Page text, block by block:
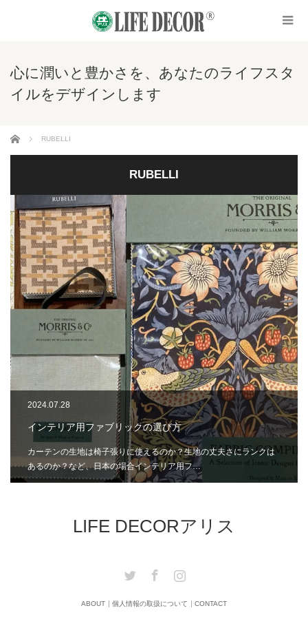
心に潤いと豊かさを、あなたのライフスタ
イルをデザインします
ホーム RUBELLI
RUBELLI
2024.07.28
インテリア用ファブリックの選び方
カーテンの生地は椅子張りに使えるのか？生地の丈夫さにランクは
あるのか？など、日本の場合インテリア用フ…
LIFE DECORアリス
Twitter Facebook
ABOUT 個人情報の取扱について CONTACT